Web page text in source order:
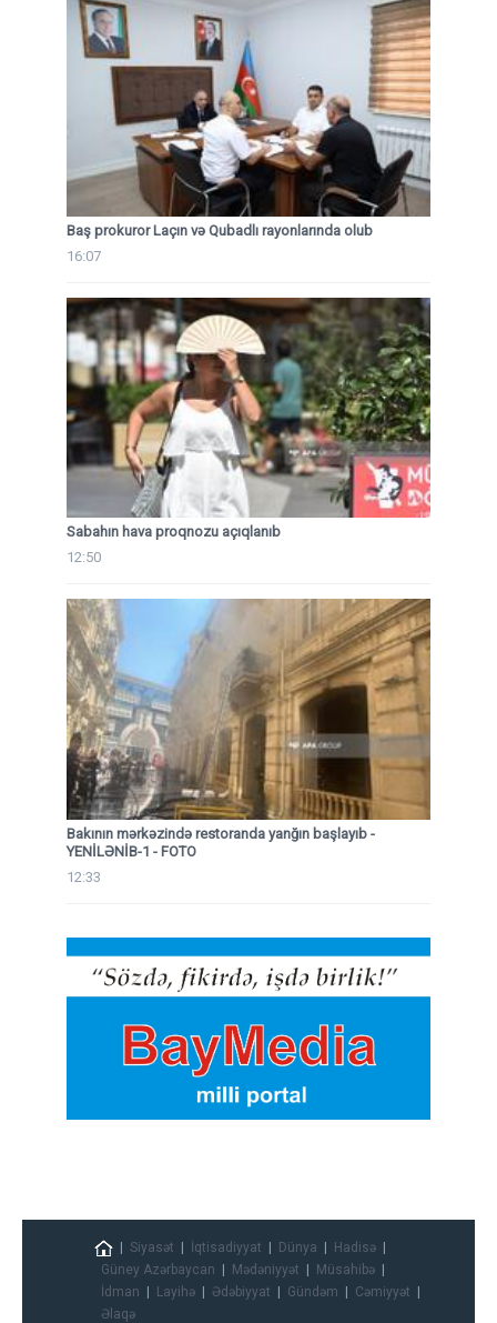
Baş prokuror Laçın və Qubadlı rayonlarında olub
16:07
Sabahın hava proqnozu açıqlanıb
12:50
Bakının mərkəzində restoranda yanğın başlayıb -
YENİLƏNİB-1 - FOTO
12:33
Siyasət İqtisadiyyat Dünya
Hadisə
Güney Azərbaycan
Mədəniyyət
Müsahibə
İdman
Layihə Ədəbiyyat Gündəm
Cəmiyyət
Əlaqə